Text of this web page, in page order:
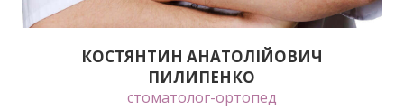
КОСТЯНТИН АНАТОЛІЙОВИЧ
ПИЛИПЕНКО
стоматолог-ортопед